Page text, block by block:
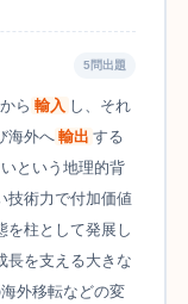
5問出題
ら 輸入 し、それ
海外へ 輸出 する
という地理的背
技術力で付加価値
を柱として発展し
長を支える大きな
外移転などの変